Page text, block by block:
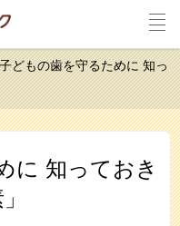
子どもの歯を守るために 知っ
に 知っておき